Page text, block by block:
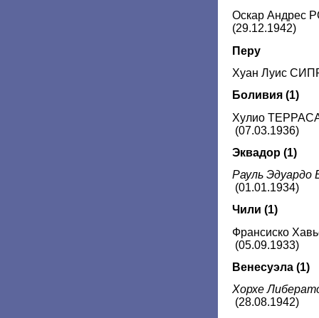
Оскар Андрес
(29.12.1942)
Перу
Хуан Луис
Боливия (1)
Хулио
(07.03.1936)
Эквадор (1)
Рауль
(01.01.1934)
Чили (1)
Франсиско
(05.09.1933)
Венесуэла (1)
Хорхе
(28.08.1942)